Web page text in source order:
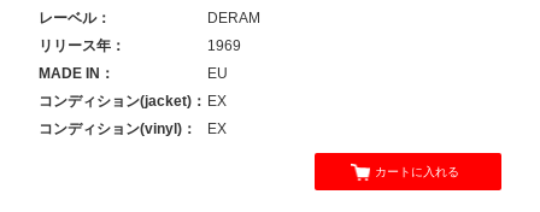
レーベル：
DERAM
リリース年：
1969
MADE IN：
EU
コンディション(jacket)： EX
コンディション(vinyl)：
EX
カートに入れる